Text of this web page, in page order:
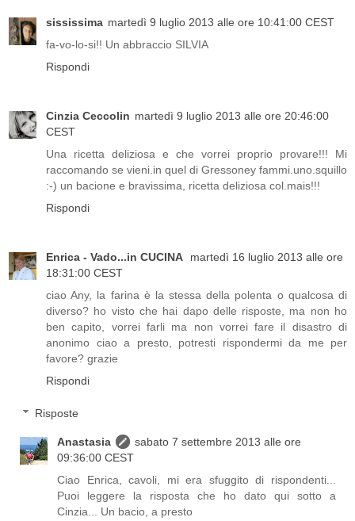
sississima martedì 9 luglio 2013 alle ore 10:41:00 CEST
fa-vo-lo-si!! Un abbraccio SILVIA
Rispondi
Cinzia Ceccolin martedì 9 luglio 2013 alle ore 20:46:00
CEST
Una ricetta deliziosa e che vorrei proprio provare!!! Mi
raccomando se vieni.in quel di Gressoney fammi.uno.squillo
:-) un bacione e bravissima, ricetta deliziosa col.mais!!!
Rispondi
Enrica - Vado...in CUCINA
martedì 16 luglio 2013 alle ore
18:31:00 CEST
ciao Any, la farina è la stessa della polenta o qualcosa di
diverso? ho visto che hai dapo delle risposte, ma non ho
ben capito, vorrei farli ma non vorrei fare il disastro di
anonimo ciao a presto, potresti rispondermi da me per
favore? grazie
Rispondi
Risposte
Anastasia
sabato 7 settembre 2013 alle ore
09:36:00 CEST
Ciao Enrica, cavoli, mi era sfuggito di rispondenti...
Puoi leggere la risposta che ho dato qui sotto a
Cinzia... Un bacio, a presto